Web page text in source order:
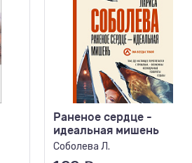
Раненое сердце -
идеальная мишень
Соболева Л.